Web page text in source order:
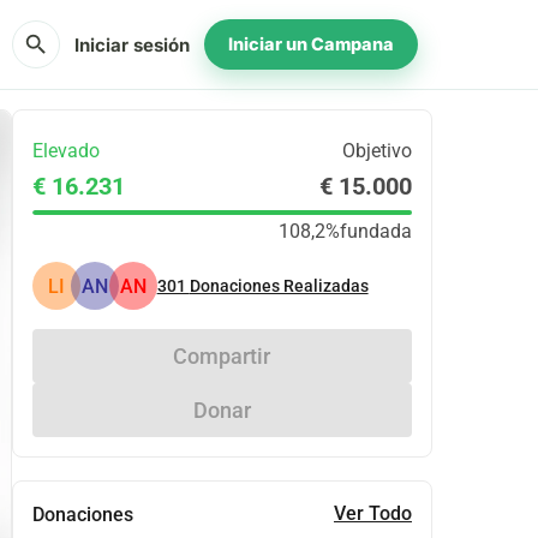
search Iniciar sesión Iniciar un Campana
Elevado Objetivo
€ 16.231 € 15.000
108,2%fundada
LI AN AN 301 Donaciones Realizadas
Compartir
Donar
Donaciones Ver Todo